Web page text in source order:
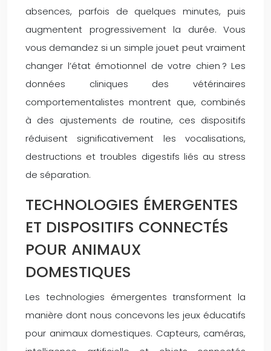
absences, parfois de quelques minutes, puis
augmentent progressivement la durée. Vous
vous demandez si un simple jouet peut vraiment
changer l’état émotionnel de votre chien ? Les
données cliniques des vétérinaires
comportementalistes montrent que, combinés
à des ajustements de routine, ces dispositifs
réduisent significativement les vocalisations,
destructions et troubles digestifs liés au stress
de séparation.
TECHNOLOGIES ÉMERGENTES
ET DISPOSITIFS CONNECTÉS
POUR ANIMAUX
DOMESTIQUES
Les technologies émergentes transforment la
manière dont nous concevons les jeux éducatifs
pour animaux domestiques. Capteurs, caméras,